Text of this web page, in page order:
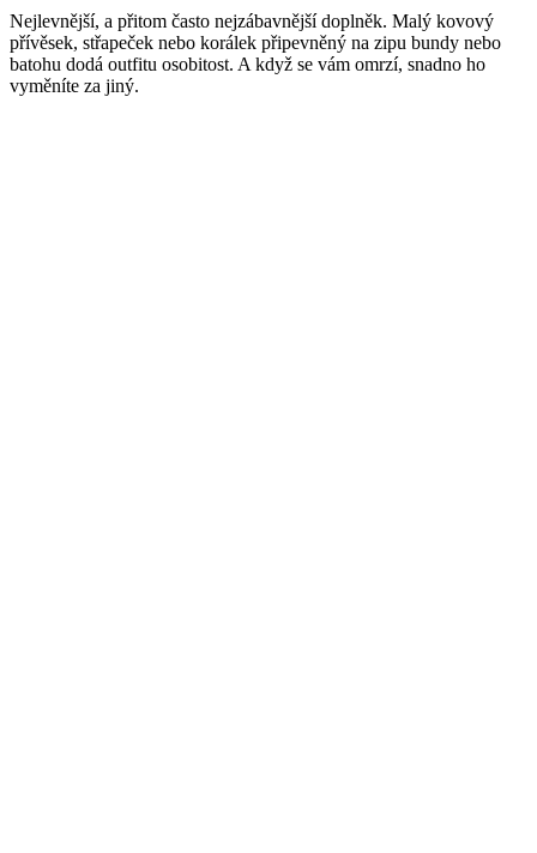
Nejlevnější, a přitom často nejzábavnější doplněk. Malý kovový
přívěsek, střapeček nebo korálek připevněný na zipu bundy nebo
batohu dodá outfitu osobitost. A když se vám omrzí, snadno ho
vyměníte za jiný.